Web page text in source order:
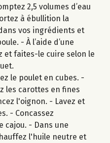
2,5 volumes d’eau
à ébullition la
vos ingrédients et
- À l’aide d’une
et faites-le cuire selon le
le poulet en cubes. -
les carottes en fines
l'oignon. - Lavez et
- Concassez
cajou. - Dans une
l'huile neutre et